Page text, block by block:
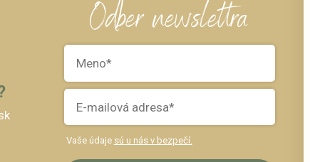
Odber newslettra
Vaše údaje sú u nás v bezpečí.